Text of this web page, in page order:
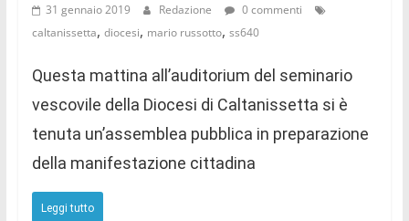
31 gennaio 2019 Redazione
0 commenti
caltanissetta, diocesi, mario russotto, ss640
Questa mattina all’auditorium del seminario
vescovile della Diocesi di Caltanissetta si è
tenuta un’assemblea pubblica in preparazione
della manifestazione cittadina
Leggi tutto